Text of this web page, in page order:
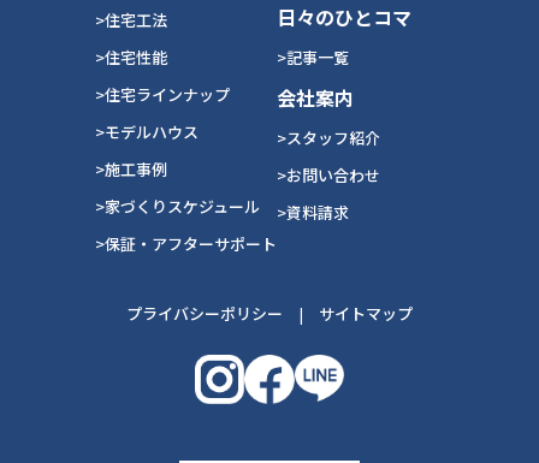
>住宅工法
>住宅性能
>住宅ラインナップ
>モデルハウス
>施工事例
>家づくりスケジュール
>保証・アフターサポート
日々のひとコマ
>記事一覧
会社案内
>スタッフ紹介
>お問い合わせ
>資料請求
プライバシーポリシー | サイトマップ